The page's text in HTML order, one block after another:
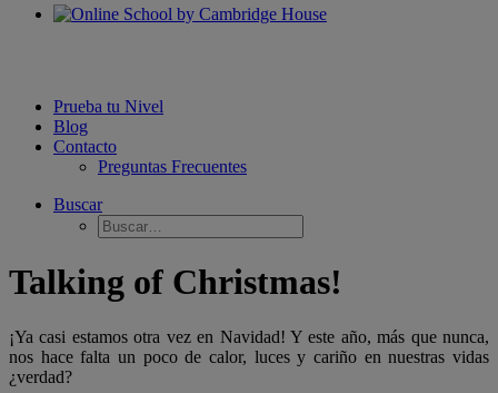
Prueba tu Nivel
Blog
Contacto
Preguntas Frecuentes
Buscar
Talking of Christmas!
¡Ya casi estamos otra vez en Navidad! Y este año, más que nunca,
nos hace falta un poco de calor, luces y cariño en nuestras vidas
¿verdad?